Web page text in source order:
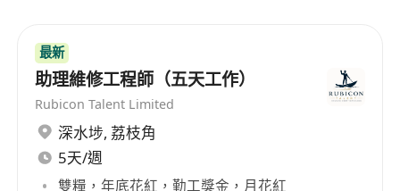
最新
助理維修工程師（五天工作）
Rubicon Talent Limited
深水埗, 荔枝角
5天/週
雙糧，年底花紅，勤工獎金，月花紅